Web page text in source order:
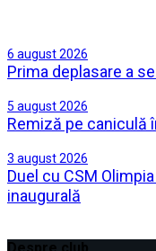
6 august 2026
Prima deplasare a
5 august 2026
Remiză pe caniculă
3 august 2026
Duel cu CSM
inaugurală